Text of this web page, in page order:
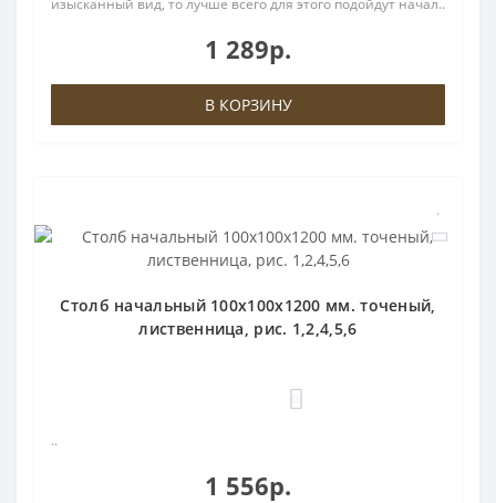
изысканный вид, то лучше всего для этого подойдут начал..
1 289р.
В КОРЗИНУ
Столб начальный 100х100х1200 мм. точеный,
лиственница, рис. 1,2,4,5,6
..
1 556р.